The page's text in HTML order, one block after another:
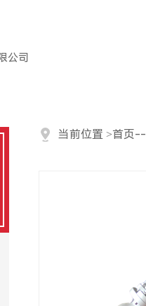
公司
当前位置 >首页--